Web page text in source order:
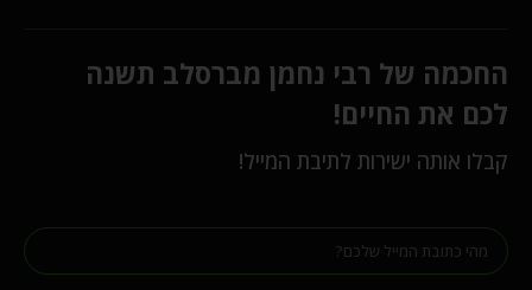
החכמה של רבי נחמן מברסלב תשנה
לכם את החיים!
קבלו אותה ישירות לתיבת המייל!